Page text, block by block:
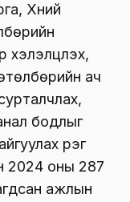
Хүний
ач
бодлыг
үүрэг
2024 оны 287
ажлын